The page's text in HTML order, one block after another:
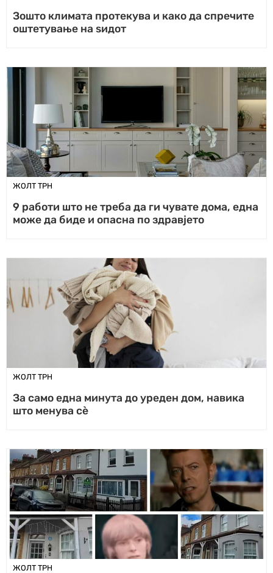
Зошто климата протекува и како да спречите
оштетување на ѕидот
ЖОЛТ ТРН
9 работи што не треба да ги чувате дома, една
може да биде и опасна по здравјето
ЖОЛТ ТРН
За само една минута до уреден дом, навика
што менува сѐ
ЖОЛТ ТРН